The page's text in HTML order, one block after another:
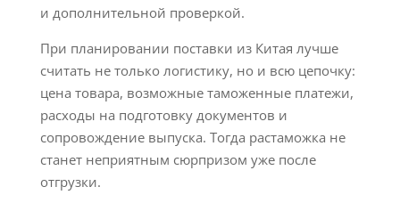
и дополнительной проверкой.
При планировании поставки из Китая лучше
считать не только логистику, но и всю цепочку:
цена товара, возможные таможенные платежи,
расходы на подготовку документов и
сопровождение выпуска. Тогда растаможка не
станет неприятным сюрпризом уже после
отгрузки.